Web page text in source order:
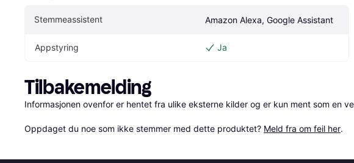
Stemmeassistent Amazon Alexa, Google Assistant
Appstyring Ja
Tilbakemelding
Informasjonen ovenfor er hentet fra ulike eksterne kilder og er kun ment som en
Oppdaget du noe som ikke stemmer med dette produktet? Meld fra om feil her.